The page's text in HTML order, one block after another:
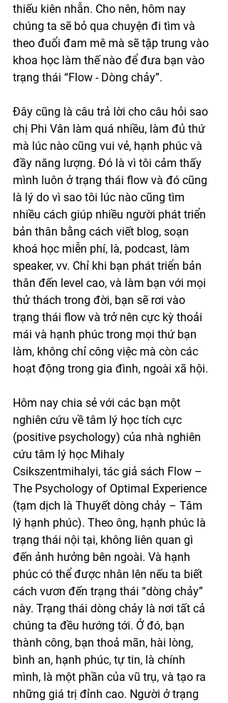
thiếu kiên nhẫn. Cho nên, hôm nay
chúng ta sẽ bỏ qua chuyện đi tìm và
theo đuổi đam mê mà sẽ tập trung vào
khoa học làm thế nào để đưa bạn vào
trạng thái “Flow - Dòng chảy”.
Đây cũng là câu trả lời cho câu hỏi sao
chị Phi Vân làm quá nhiều, làm đủ thứ
mà lúc nào cũng vui vẻ, hạnh phúc và
đầy năng lượng. Đó là vì tôi cảm thấy
mình luôn ở trạng thái flow và đó cũng
là lý do vì sao tôi lúc nào cũng tìm
nhiều cách giúp nhiều người phát triển
bản thân bằng cách viết blog, soạn
khoá học miễn phí, là, podcast, làm
speaker, vv. Chỉ khi bạn phát triển bản
thân đến level cao, và làm bạn với mọi
thử thách trong đời, bạn sẽ rơi vào
trạng thái flow và trở nên cực kỳ thoải
mái và hạnh phúc trong mọi thứ bạn
làm, không chỉ công việc mà còn các
hoạt động trong gia đình, ngoài xã hội.
Hôm nay chia sẻ với các bạn một
nghiên cứu về tâm lý học tích cực
(positive psychology) của nhà nghiên
cứu tâm lý học Mihaly
Csikszentmihalyi, tác giả sách Flow –
The Psychology of Optimal Experience
(tạm dịch là Thuyết dòng chảy – Tâm
lý hạnh phúc). Theo ông, hạnh phúc là
trạng thái nội tại, không liên quan gì
đến ảnh hưởng bên ngoài. Và hạnh
phúc có thể được nhân lên nếu ta biết
cách vươn đến trạng thái “dòng chảy”
này. Trạng thái dòng chảy là nơi tất cả
chúng ta đều hướng tới. Ở đó, bạn
thành công, bạn thoả mãn, hài lòng,
bình an, hạnh phúc, tự tin, là chính
mình, là một phần của vũ trụ, và tạo ra
những giá trị đỉnh cao. Người ở trạng